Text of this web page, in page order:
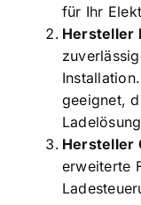
für Ihr
Hersteller
geeignet,
Hersteller
erweiterte